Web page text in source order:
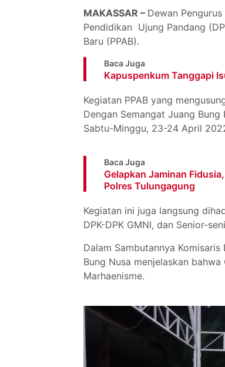
MAKASSAR – Dewan
Pendidikan Ujung Pandang
Baru (PPAB).
Baca Juga
Kapuspenkum Tanggapi
Kegiatan PPAB yang
Dengan Semangat Juang
Sabtu-Minggu, 23-24 April
Baca Juga
Gelapkan Jaminan
Polres Tulungagung
Kegiatan ini juga langsung
DPK-DPK GMNI, dan Senior-
Dalam Sambutannya Komisaris
Bung Nusa menjelaskan
Marhaenisme.